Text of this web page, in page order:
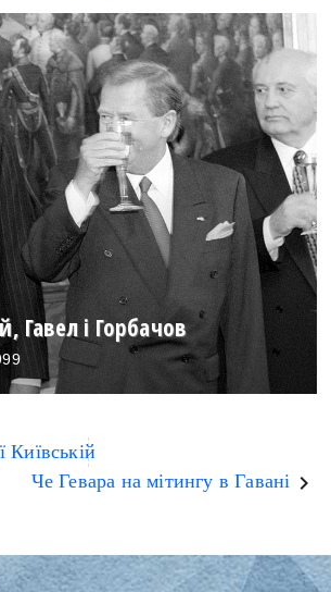
Гавел і Горбачов
Київській
Че Гевара на мітингу в Гавані keyboard_arrow_right